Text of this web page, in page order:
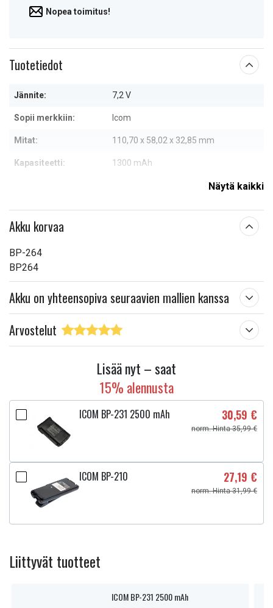
Nopea toimitus!
Tuotetiedot
Jännite: 7,2 V
Sopii merkkiin: Icom
Mitat: 110,70 x 58,02 x 32,85 mm
Kapasiteetti: 1300 mAh
Näytä kaikki
Akku korvaa
BP-264
BP264
Akku on yhteensopiva seuraavien mallien kanssa
Arvostelut
Lisää nyt – saat
15% alennusta
ICOM BP-231 2500 mAh 30,59 €
norm. Hinta 35,99 €
ICOM BP-210 27,19 €
norm. Hinta 31,99 €
Liittyvät tuotteet
ICOM BP-231 2500 mAh